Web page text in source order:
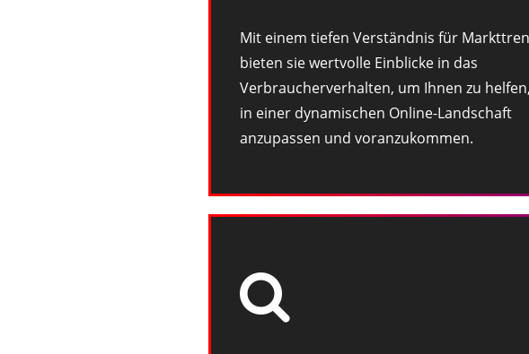
Mit einem tiefen Verständnis für
bieten sie wertvolle Einblicke in das
Verbraucherverhalten, um Ihnen zu
in einer dynamischen Online-Landschaft
anzupassen und voranzukommen.